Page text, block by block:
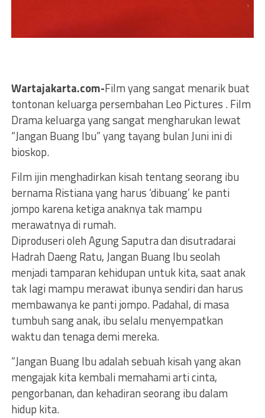
Wartajakarta.com-Film yang sangat menarik buat
tontonan keluarga persembahan Leo Pictures . Film
Drama keluarga yang sangat mengharukan lewat
“Jangan Buang Ibu” yang tayang bulan Juni ini di
bioskop.
Film ijin menghadirkan kisah tentang seorang ibu
bernama Ristiana yang harus ‘dibuang’ ke panti
jompo karena ketiga anaknya tak mampu
merawatnya di rumah.
Diproduseri oleh Agung Saputra dan disutradarai
Hadrah Daeng Ratu, Jangan Buang Ibu seolah
menjadi tamparan kehidupan untuk kita, saat anak
tak lagi mampu merawat ibunya sendiri dan harus
membawanya ke panti jompo. Padahal, di masa
tumbuh sang anak, ibu selalu menyempatkan
waktu dan tenaga demi mereka.
“Jangan Buang Ibu adalah sebuah kisah yang akan
mengajak kita kembali memahami arti cinta,
pengorbanan, dan kehadiran seorang ibu dalam
hidup kita.